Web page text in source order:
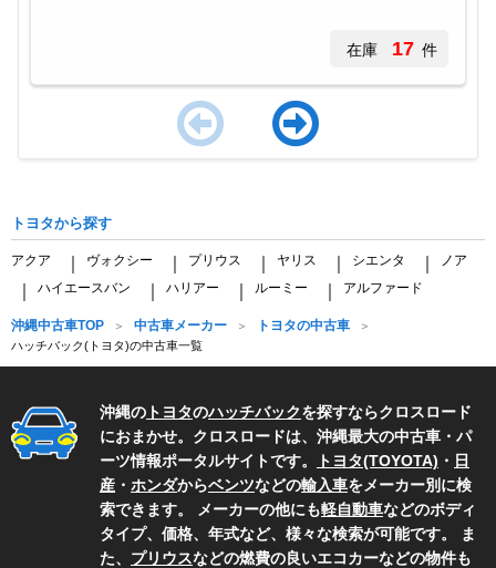
在庫 17 件
4
トヨタから探す
アクア ヴォクシー プリウス ヤリス シエンタ ノア
ハイエースバン ハリアー ルーミー アルファード
沖縄中古車TOP 中古車メーカー トヨタの中古車
ハッチバック(トヨタ)の中古車一覧
沖縄の トヨタのハッチバックを探すならクロスロード
におまかせ。クロスロードは、沖縄最大の中古車・パ
ーツ情報ポータルサイトです。
トヨタ(TOYOTA) ・ 日
産 ・ ホンダからベンツなどの輸入車をメーカー別に検
索できます。 メーカーの他にも軽自動車などのボディ
タイプ、価格、年式など、様々な検索が可能です。 ま
た、 プリウスなどの燃費の良いエコカーなどの物件も